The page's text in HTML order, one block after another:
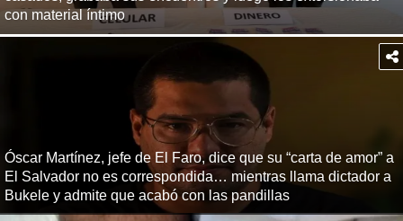
con material íntimo
Óscar Martínez, jefe de El Faro, dice que su “carta de amor” a
El Salvador no es correspondida… mientras llama dictador a
Bukele y admite que acabó con las pandillas